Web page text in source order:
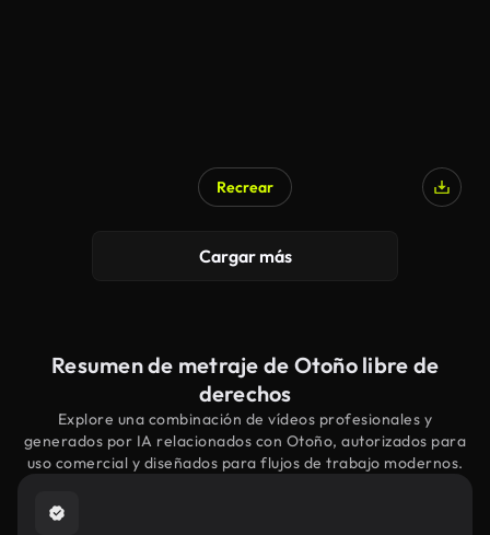
Recrear
Cargar más
Resumen de metraje de Otoño libre de
derechos
Explore una combinación de vídeos profesionales y
generados por IA relacionados con Otoño, autorizados para
uso comercial y diseñados para flujos de trabajo modernos.